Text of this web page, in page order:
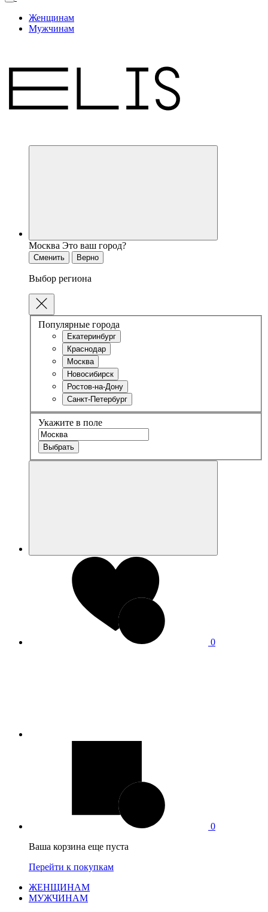
Женщинам
Мужчинам
Москва Это ваш город?
Сменить Верно
Выбор региона
Популярные города
Екатеринбург
Краснодар
Москва
Новосибирск
Ростов-на-Дону
Санкт-Петербург
Укажите в поле
Выбрать
0
0
Ваша корзина еще пуста
Перейти к покупкам
ЖЕНЩИНАМ
МУЖЧИНАМ